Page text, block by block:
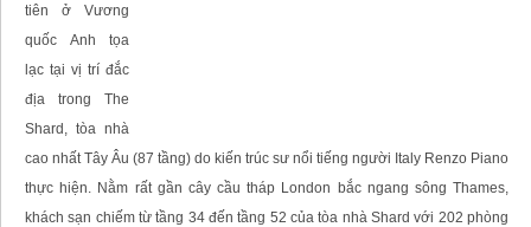
tiên ở Vương
quốc Anh tọa
lạc tại vị trí đắc
địa trong The
Shard, tòa nhà
cao nhất Tây Âu (87 tầng) do kiến trúc sư nổi tiếng người Italy Renzo Piano
thực hiện. Nằm rất gần cây cầu tháp London bắc ngang sông Thames,
khách sạn chiếm từ tầng 34 đến tầng 52 của tòa nhà Shard với 202 phòng